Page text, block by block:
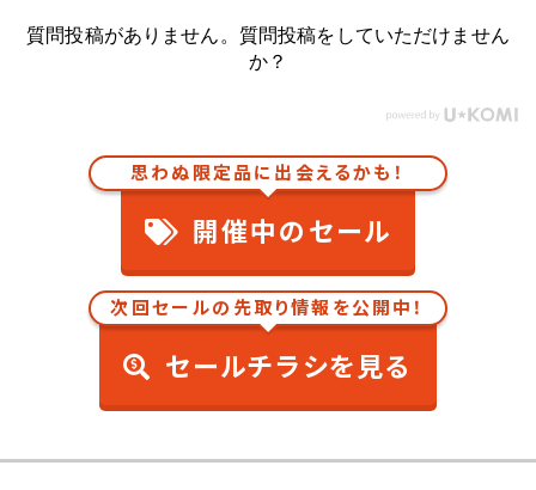
質問投稿がありません。質問投稿をしていただけません
か？
思わぬ限定品に出会えるかも！
開催中のセール
次回セールの先取り情報を公開中！
セールチラシを見る